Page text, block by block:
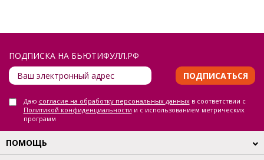
ПОДПИСКА НА БЬЮТИФУЛЛ.РФ
ПОДПИСАТЬСЯ
Даю согласие на обработку персональных данныхв соответствии с
Политикой конфиденциальности и с использованием метрических
программ
ПОМОЩЬ